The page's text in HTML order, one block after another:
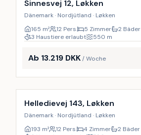
Sinnesvej 12, Løkken
Dänemark · Nordjütland · Løkken
165 m² 12 Pers. 5 Zimmer
2 Bäder
3 Haustiere erlaubt
550 m
Ab 13.219 DKK/ Woche
Inkl. Endreinigung
Helledievej 143, Løkken
Dänemark · Nordjütland · Løkken
193 m² 12 Pers. 4 Zimmer
2 Bäder